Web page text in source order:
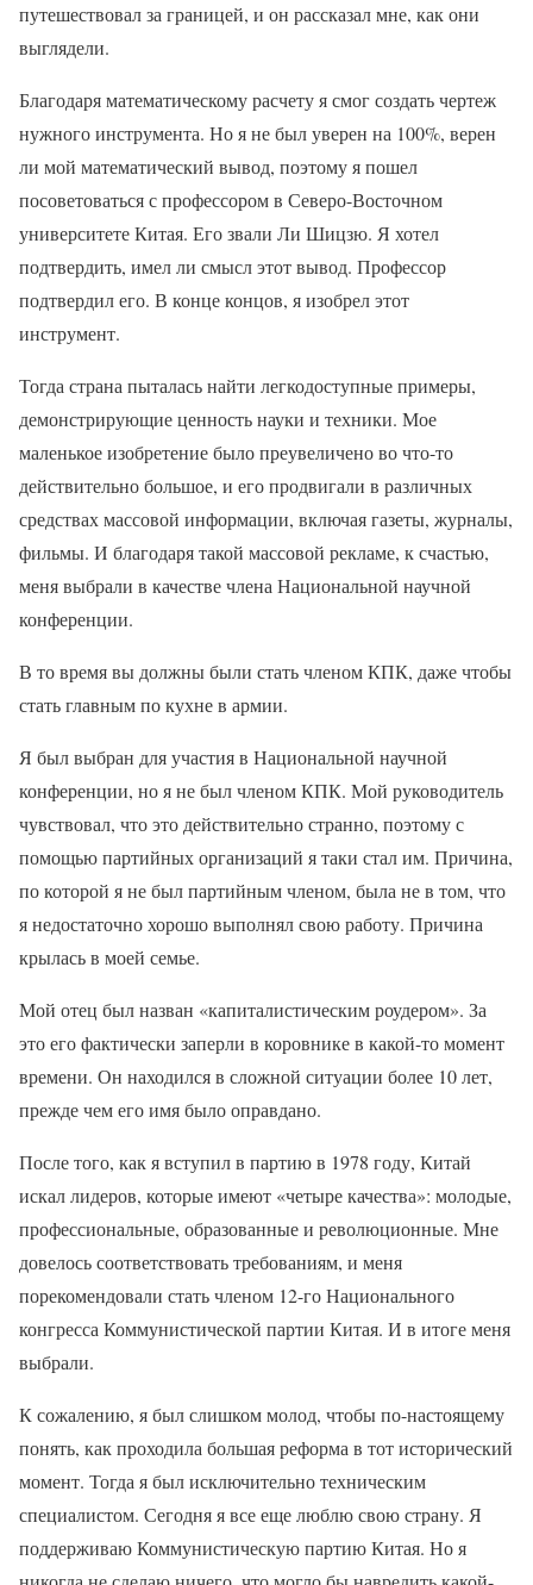
путешествовал за границей, и он рассказал мне, как они
выглядели.
Благодаря математическому расчету я смог создать чертеж
нужного инструмента. Но я не был уверен на 100%, верен
ли мой математический вывод, поэтому я пошел
посоветоваться с профессором в Северо-Восточном
университете Китая. Его звали Ли Шицзю. Я хотел
подтвердить, имел ли смысл этот вывод. Профессор
подтвердил его. В конце концов, я изобрел этот
инструмент.
Тогда страна пыталась найти легкодоступные примеры,
демонстрирующие ценность науки и техники. Мое
маленькое изобретение было преувеличено во что-то
действительно большое, и его продвигали в различных
средствах массовой информации, включая газеты, журналы,
фильмы. И благодаря такой массовой рекламе, к счастью,
меня выбрали в качестве члена Национальной научной
конференции.
В то время вы должны были стать членом КПК, даже чтобы
стать главным по кухне в армии.
Я был выбран для участия в Национальной научной
конференции, но я не был членом КПК. Мой руководитель
чувствовал, что это действительно странно, поэтому с
помощью партийных организаций я таки стал им. Причина,
по которой я не был партийным членом, была не в том, что
я недостаточно хорошо выполнял свою работу. Причина
крылась в моей семье.
Мой отец был назван «капиталистическим роудером». За
это его фактически заперли в коровнике в какой-то момент
времени. Он находился в сложной ситуации более 10 лет,
прежде чем его имя было оправдано.
После того, как я вступил в партию в 1978 году, Китай
искал лидеров, которые имеют «четыре качества»: молодые,
профессиональные, образованные и революционные. Мне
довелось соответствовать требованиям, и меня
порекомендовали стать членом 12-го Национального
конгресса Коммунистической партии Китая. И в итоге меня
выбрали.
К сожалению, я был слишком молод, чтобы по-настоящему
понять, как проходила большая реформа в тот исторический
момент. Тогда я был исключительно техническим
специалистом. Сегодня я все еще люблю свою страну. Я
поддерживаю Коммунистическую партию Китая. Но я